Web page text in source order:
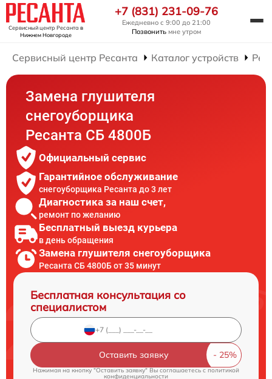
Сервисный центр Ресанта в
Нижнем Новгороде
+7 (831) 231-09-76
Ежедневно с 9:00 до 21:00
Позвонить мне утром
Сервисный центр Ресанта Каталог устройств
Замена глушителя
снегоуборщика
Ресанта СБ 4800Б
Официальный сервис
Гарантийное обслуживание
снегоуборщика Ресанта до 3 лет
Диагностика за наш счет,
ремонт по желанию
Бесплатный выезд курьера
в день обращения
Замена глушителя снегоуборщика
Ресанта СБ 4800Б от 35 минут
Бесплатная консультация со
специалистом
Оставить заявку
Нажимая на кнопку "Оставить заявку" Вы соглашаетесь cполитикой
конфиденциальности